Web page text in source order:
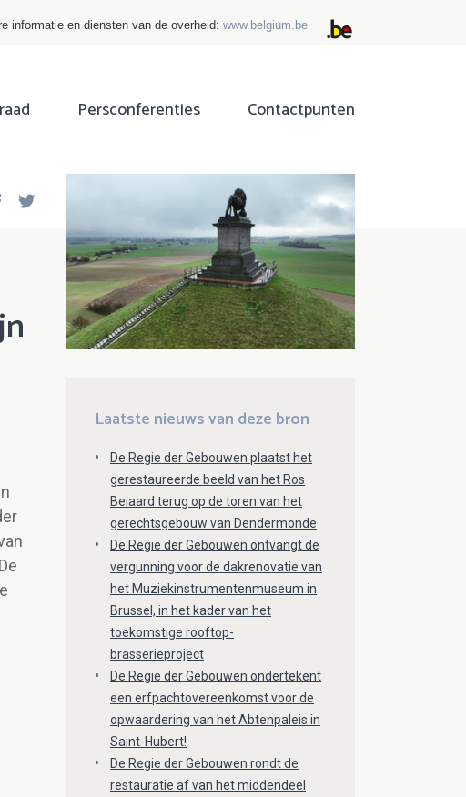
informatie en diensten van de overheid: www.belgium.be
Persconferenties Contactpunten
Facebook
Laatste nieuws van deze bron
De Regie der Gebouwen plaatst het
gerestaureerde beeld van het Ros
Beiaard terug op de toren van het
gerechtsgebouw van Dendermonde
De Regie der Gebouwen ontvangt de
vergunning voor de dakrenovatie van
het Muziekinstrumentenmuseum in
Brussel, in het kader van het
toekomstige rooftop-
brasserieproject
De Regie der Gebouwen ondertekent
een erfpachtovereenkomst voor de
opwaardering van het Abtenpaleis in
Saint-Hubert!
De Regie der Gebouwen rondt de
restauratie af van het middendeel